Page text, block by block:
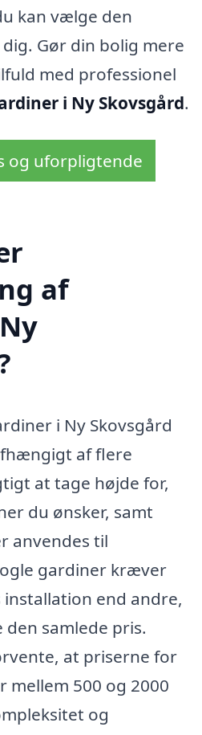
kan vælge den
Gør din bolig mere
med professionel
i Ny Skovsgård.
og uforpligtende
af
i Ny Skovsgård
af flere
at tage højde for,
du ønsker, samt
anvendes til
gardiner kræver
end andre,
samlede pris.
at priserne for
500 og 2000
og